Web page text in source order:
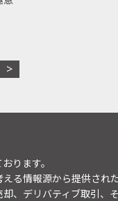
ります。
る情報源から提供さ
、デリバティブ取引、